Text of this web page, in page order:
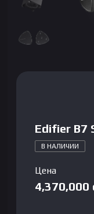
Edifier B7
В НАЛИЧИИ
Цена
4,370,000